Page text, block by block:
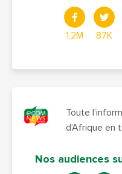
1,2M 87K
Toute
d’Afrique en
Nos audiences